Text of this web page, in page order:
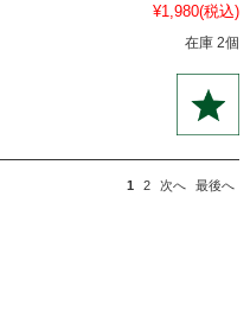
¥1,980(税込)
在庫 2個
1 2 次へ 最後へ